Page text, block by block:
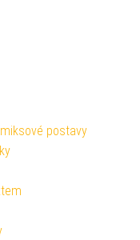
postavy